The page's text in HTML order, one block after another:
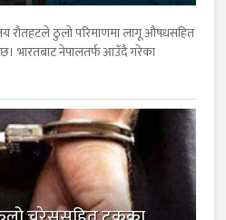
रौतहटले ठुलो परिमाणमा लागू औषधसहित
भारतबाट नेपालतर्फ आउँदै गरेका